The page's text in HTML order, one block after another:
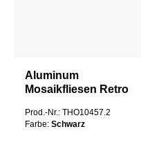
Aluminum
Mosaikfliesen Retro
75x75x8mm
Quadrat Schwarz
Prod.-Nr.: THO10457.2
Farbe: Schwarz